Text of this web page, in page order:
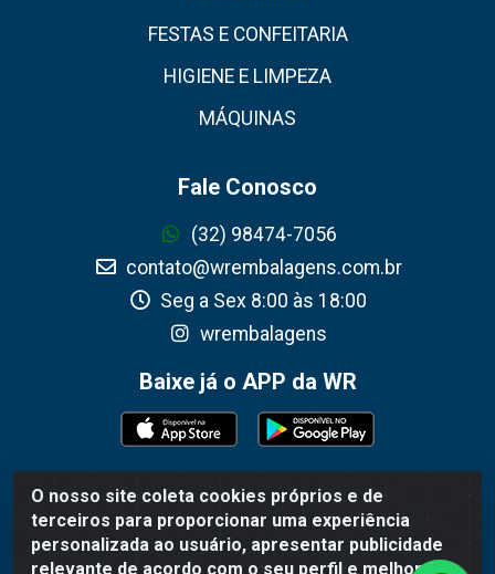
O nosso site coleta cookies próprios e de
terceiros para proporcionar uma experiência
personalizada ao usuário, apresentar publicidade
relevante de acordo com o seu perfil e melhorar a
FESTAS E CONFEITARIA
HIGIENE E LIMPEZA
MÁQUINAS
Fale Conosco
(32) 98474-7056
contato@wrembalagens.com.br
Seg a Sex 8:00 às 18:00
wrembalagens
Baixe já o APP da WR
WR Embalagens - R. Cel. Teodoro Gomes de Araújo, 1360 -
Grogotó - Barbacena / MG - CEP 36202-628 - CNPJ
02.692.206/0001-55